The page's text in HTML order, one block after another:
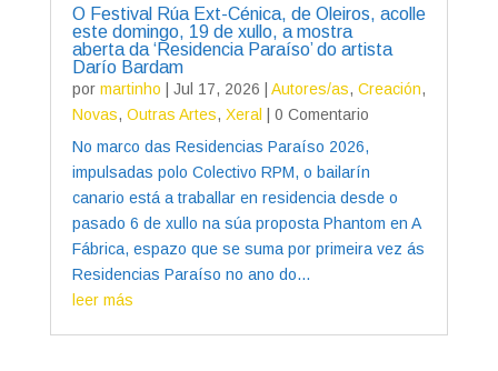
O Festival Rúa Ext-Cénica, de Oleiros, acolle
este domingo, 19 de xullo, a mostra
aberta da ‘Residencia Paraíso’ do artista
Darío Bardam
por martinho Jul 17, 2026 Autores/as, Creación,
Novas, Outras Artes, Xeral
| 0 Comentario
No marco das Residencias Paraíso 2026,
impulsadas polo Colectivo RPM, o bailarín
canario está a traballar en residencia desde o
pasado 6 de xullo na súa proposta Phantom en A
Fábrica, espazo que se suma por primeira vez ás
Residencias Paraíso no ano do...
leer más